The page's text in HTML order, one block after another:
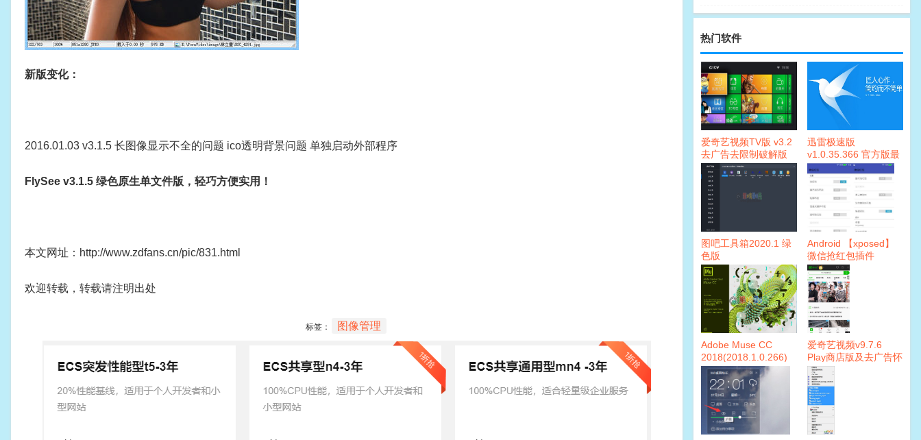
新版变化：
2016.01.03 v3.1.5 长图像显示不全的问题 ico透明背景问题 单独启动外部程序
FlySee v3.1.5 绿色原生单文件版，轻巧方便实用！
本文网址：http://www.zdfans.cn/pic/831.html
欢迎转载，转载请注明出处
标签： 图像管理
热门软件
爱奇艺视频TV版 v3.2
去广告去限制破解版
迅雷极速版
v1.0.35.366 官方版最
终版
图吧工具箱2020.1 绿
色版
Android 【xposed】
微信抢红包插件
（*Mod*）v1.4.2
Adobe Muse CC
2018(2018.1.0.266)
破解版
爱奇艺视频v9.7.6
Play商店版及去广告怀
旧版